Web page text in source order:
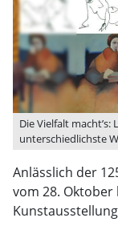
Die Vielfalt
unterschiedlichste
Anlässlich der
vom 28. Oktober